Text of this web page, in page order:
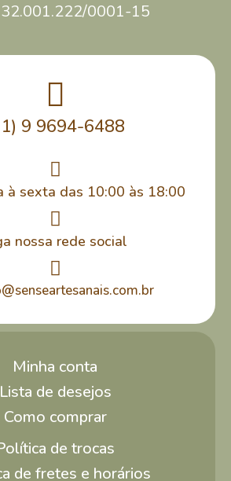
32.001.222/0001-15
9 9694-6488
à sexta das 10:00 às 18:00
nossa rede social
Minha conta
Lista de desejos
Como comprar
de trocas
de fretes e horários